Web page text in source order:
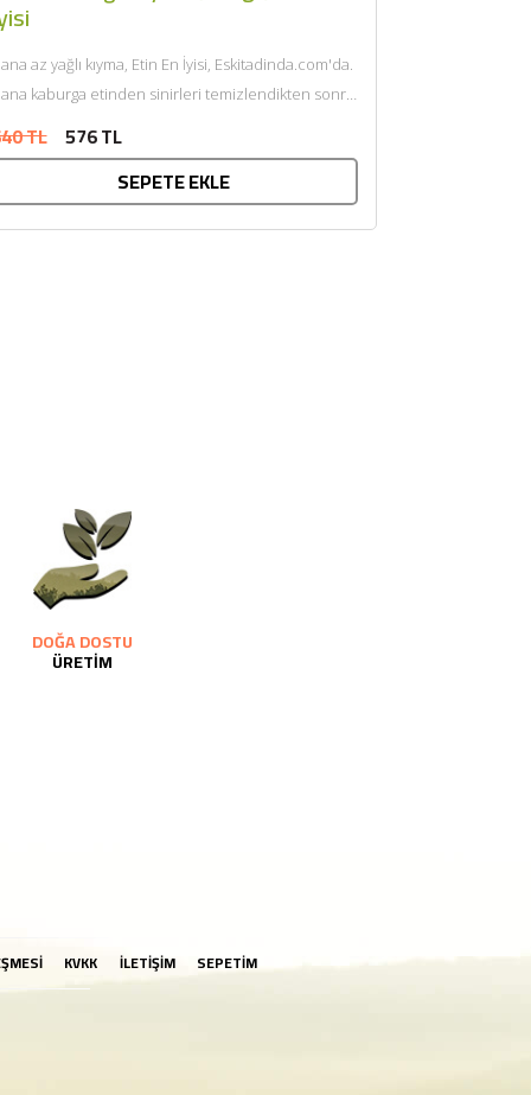
az yağlı kıyma, Etin En İyisi, Eskitadinda.com'da.
kaburga etinden sinirleri temizlendikten sonra
TL 576 TL
SEPETE EKLE
DOĞA DOSTU
ÜRETİM
KVKK İLETİŞİM SEPETİM